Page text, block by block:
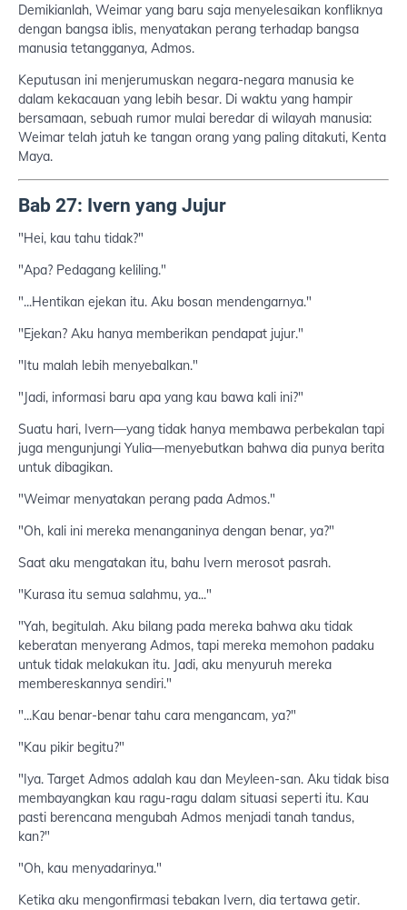
Demikianlah, Weimar yang baru saja menyelesaikan konfliknya
dengan bangsa iblis, menyatakan perang terhadap bangsa
manusia tetangganya, Admos.
Keputusan ini menjerumuskan negara-negara manusia ke
dalam kekacauan yang lebih besar. Di waktu yang hampir
bersamaan, sebuah rumor mulai beredar di wilayah manusia:
Weimar telah jatuh ke tangan orang yang paling ditakuti, Kenta
Maya.
Bab 27: Ivern yang Jujur
"Hei, kau tahu tidak?"
"Apa? Pedagang keliling."
"...Hentikan ejekan itu. Aku bosan mendengarnya."
"Ejekan? Aku hanya memberikan pendapat jujur."
"Itu malah lebih menyebalkan."
"Jadi, informasi baru apa yang kau bawa kali ini?"
Suatu hari, Ivern—yang tidak hanya membawa perbekalan tapi
juga mengunjungi Yulia—menyebutkan bahwa dia punya berita
untuk dibagikan.
"Weimar menyatakan perang pada Admos."
"Oh, kali ini mereka menanganinya dengan benar, ya?"
Saat aku mengatakan itu, bahu Ivern merosot pasrah.
"Kurasa itu semua salahmu, ya..."
"Yah, begitulah. Aku bilang pada mereka bahwa aku tidak
keberatan menyerang Admos, tapi mereka memohon padaku
untuk tidak melakukan itu. Jadi, aku menyuruh mereka
membereskannya sendiri."
"...Kau benar-benar tahu cara mengancam, ya?"
"Kau pikir begitu?"
"Iya. Target Admos adalah kau dan Meyleen-san. Aku tidak bisa
membayangkan kau ragu-ragu dalam situasi seperti itu. Kau
pasti berencana mengubah Admos menjadi tanah tandus,
kan?"
"Oh, kau menyadarinya."
Ketika aku mengonfirmasi tebakan Ivern, dia tertawa getir.